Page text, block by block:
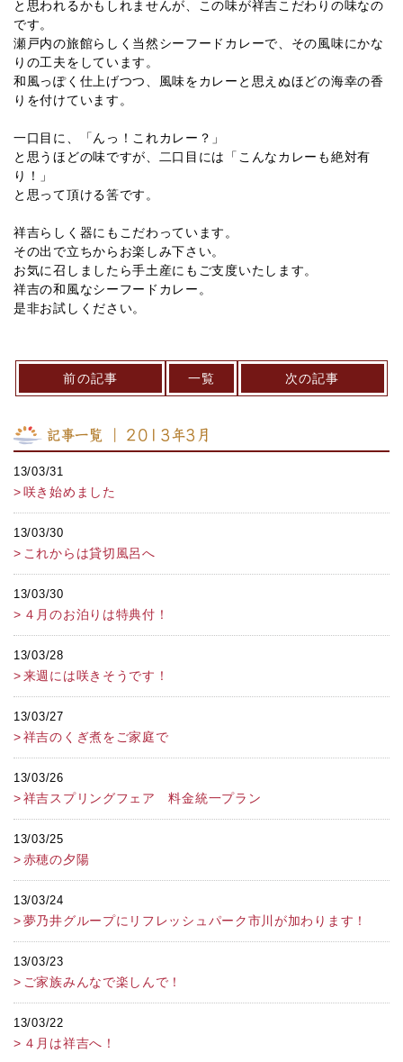
と思われるかもしれませんが、この味が祥吉こだわりの味なの
です。
瀬戸内の旅館らしく当然シーフードカレーで、その風味にかな
りの工夫をしています。
和風っぽく仕上げつつ、風味をカレーと思えぬほどの海幸の香
りを付けています。
一口目に、「んっ！これカレー？」
と思うほどの味ですが、二口目には「こんなカレーも絶対有
り！」
と思って頂ける筈です。
祥吉らしく器にもこだわっています。
その出で立ちからお楽しみ下さい。
お気に召しましたら手土産にもご支度いたします。
祥吉の和風なシーフードカレー。
是非お試しください。
前の記事 一覧 次の記事
記事一覧 ｜ 2013年3月
13/03/31
咲き始めました
13/03/30
これからは貸切風呂へ
13/03/30
４月のお泊りは特典付！
13/03/28
来週には咲きそうです！
13/03/27
祥吉のくぎ煮をご家庭で
13/03/26
祥吉スプリングフェア 料金統一プラン
13/03/25
赤穂の夕陽
13/03/24
夢乃井グループにリフレッシュパーク市川が加わります！
13/03/23
ご家族みんなで楽しんで！
13/03/22
４月は祥吉へ！